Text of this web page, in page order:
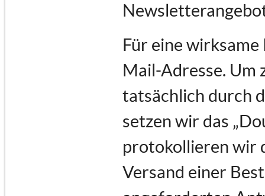
Für eine
Mail-Adresse. Um
tatsächlich durch
setzen wir das
protokollieren wir
Versand einer